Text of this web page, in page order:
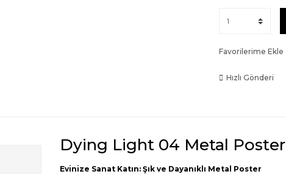
Favorilerime Ekle
Hızlı Gönderi
Dying Light 04 Metal Poster
Evinize Sanat Katın: Şık ve Dayanıklı Metal Poster